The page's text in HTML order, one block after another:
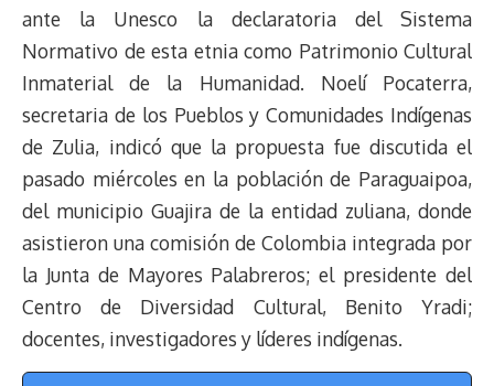
ante la Unesco la declaratoria del Sistema
Normativo de esta etnia como Patrimonio Cultural
Inmaterial de la Humanidad. Noelí Pocaterra,
secretaria de los Pueblos y Comunidades Indígenas
de Zulia, indicó que la propuesta fue discutida el
pasado miércoles en la población de Paraguaipoa,
del municipio Guajira de la entidad zuliana, donde
asistieron una comisión de Colombia integrada por
la Junta de Mayores Palabreros; el presidente del
Centro de Diversidad Cultural, Benito Yradi;
docentes, investigadores y líderes indígenas.